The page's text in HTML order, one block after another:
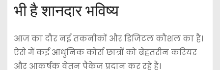
भी है शानदार भविष्य
आज का दौर नई तकनीकों और डिजिटल कौशल का है।
ऐसे में कई आधुनिक कोर्स छात्रों को बेहतरीन करियर
और आकर्षक वेतन पैकेज प्रदान कर रहे हैं।